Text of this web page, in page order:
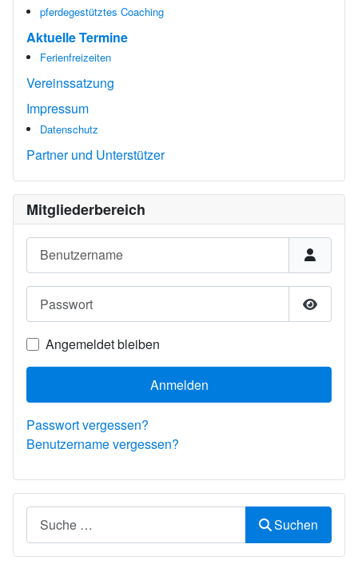
pferdegestütztes Coaching
Aktuelle Termine
Ferienfreizeiten
Vereinssatzung
Impressum
Datenschutz
Partner und Unterstützer
Mitgliederbereich
Benutzername
Passwort
Angemeldet bleiben
Anmelden
Passwort vergessen?
Benutzername vergessen?
Suchen
Suchen